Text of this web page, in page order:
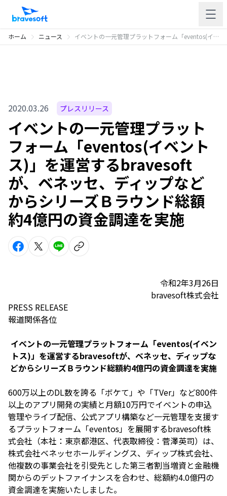
ホーム ニュース イベントの一元管理プラットフォーム「eventos(イベントス)」を運営するbravesoftが、ベネッセ、ディップなどからシリーズＢラウンド総額約4億円の資金調達を実施
2020.03.26 プレスリリース
イベントの一元管理プラット
フォーム「eventos(イベント
ス)」を運営するbravesoft
が、ベネッセ、ディップなど
からシリーズＢラウンド総額
約4億円の資金調達を実施
令和2年3月26日
bravesoft株式会社
PRESS RELEASE
報道関係各位
イベントの一元管理プラットフォーム「eventos(イベン
トス)」を運営するbravesoftが、ベネッセ、ディップな
どからシリーズＢラウンド総額約4億円の資金調達を実施
600万以上のDL数を誇る「ボケて」や「TVer」など800件
以上のアプリ開発の実績と月額10万円でイベントの申込
管理やライブ配信、公式アプリ構築など一元管理を支援す
るプラットフォーム「eventos」を展開するbravesoft株
式会社（本社：東京都港区、代表取締役：菅澤英司）は、
株式会社ベネッセホールディングス、ディップ株式会社、
他複数の事業会社を引受先とした第三者割当増資と金融機
関からのデットファイナンスを合わせ、総額約4.0億円の
資金調達を実施いたしました。